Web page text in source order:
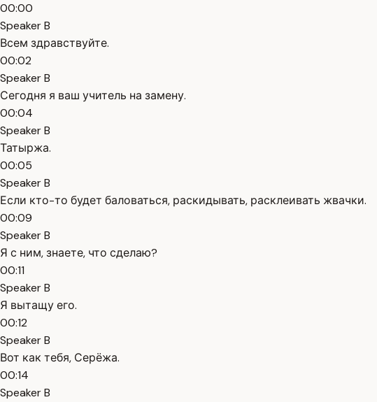
00:00
Speaker B
Всем здравствуйте.
00:02
Speaker B
Сегодня я ваш учитель на замену.
00:04
Speaker B
Татыржа.
00:05
Speaker B
Если кто-то будет баловаться, раскидывать, расклеивать жвачки.
00:09
Speaker B
Я с ним, знаете, что сделаю?
00:11
Speaker B
Я вытащу его.
00:12
Speaker B
Вот как тебя, Серёжа.
00:14
Speaker B